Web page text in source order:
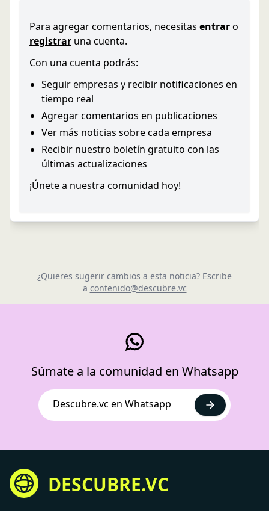
Para agregar comentarios, necesitas entraro
registrar una cuenta.
Con una cuenta podrás:
Seguir empresas y recibir notificaciones en
tiempo real
Agregar comentarios en publicaciones
Ver más noticias sobre cada empresa
Recibir nuestro boletín gratuito con las
últimas actualizaciones
¡Únete a nuestra comunidad hoy!
¿Quieres sugerir cambios a esta noticia? Escribe
a contenido@descubre.vc
Súmate a la comunidad en Whatsapp
Descubre.vc en Whatsapp
DESCUBRE.VC